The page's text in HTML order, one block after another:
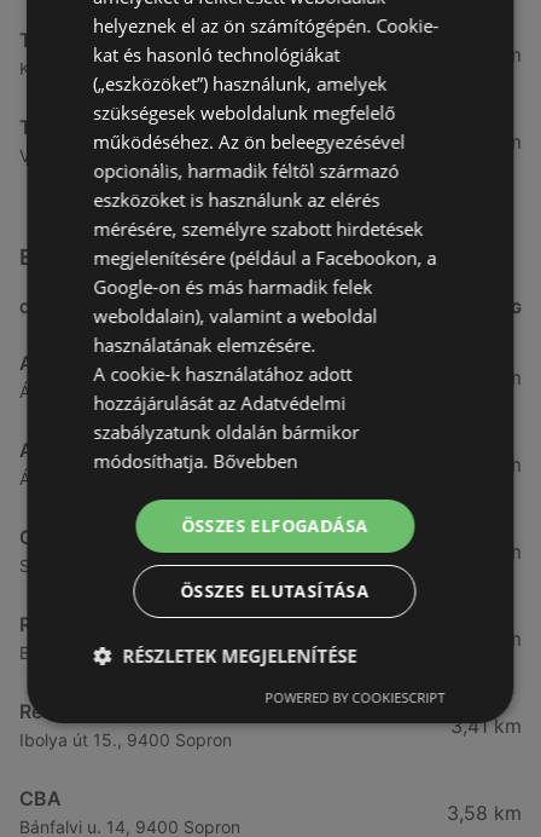
Tesco
Király J. u. 3. 3, 9400 Sopron
5,58 km
Tesco
Végfordulat u. 9. 9, 9400 Sopron
5,84 km
Egyéb Szupermarketek üzletek a közelben
CÍM TÁVOLSÁG
Aldi
Ágfalvi út 4/A., 9400 Sopron
3,26 km
ALDI
Ágfalvi út 4/a, 9400 Sopron
3,26 km
CBA
Somfalvi u. 14., 9400 Sopron
3,31 km
Reál
Besenyő u. 16., 9400 Sopron
3,32 km
Reál
Ibolya út 15., 9400 Sopron
3,41 km
CBA
Bánfalvi u. 14, 9400 Sopron
3,58 km
helyeznek el az ön számítógépén. Cookie-
kat és hasonló technológiákat
(„eszközöket”) használunk, amelyek
szükségesek weboldalunk megfelelő
működéséhez. Az ön beleegyezésével
opcionális, harmadik féltől származó
eszközöket is használunk az elérés
mérésére, személyre szabott hirdetések
megjelenítésére (például a Facebookon, a
Google-on és más harmadik felek
weboldalain), valamint a weboldal
használatának elemzésére.
A cookie-k használatához adott
hozzájárulását az Adatvédelmi
szabályzatunk oldalán bármikor
módosíthatja. Bővebben
ÖSSZES ELFOGADÁSA
ÖSSZES ELUTASÍTÁSA
RÉSZLETEK MEGJELENÍTÉSE
POWERED BY COOKIESCRIPT